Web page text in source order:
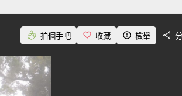
拍個手吧 收藏 檢舉